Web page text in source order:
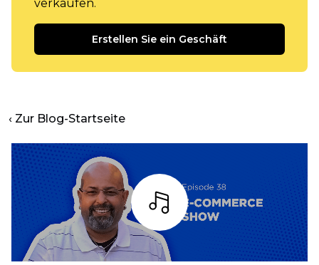
verkaufen.
Erstellen Sie ein Geschäft
‹ Zur Blog-Startseite
Zuhören